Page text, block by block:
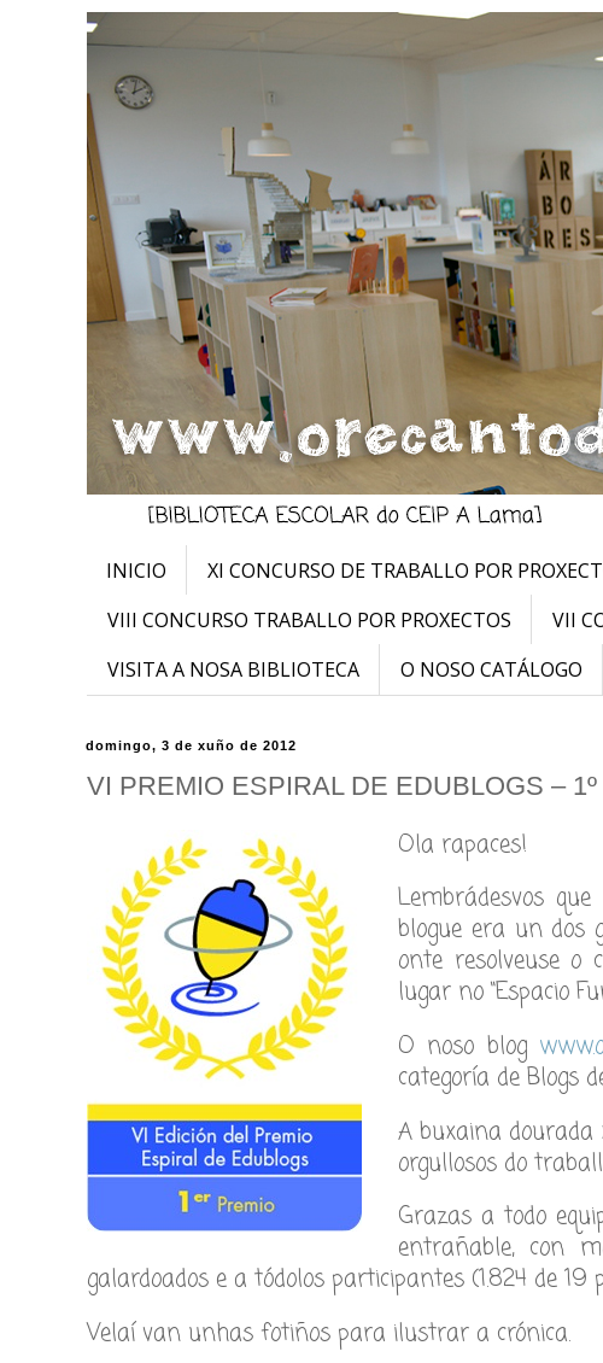
INICIO XI CONCURSO DE TRABALLO POR
VIII CONCURSO TRABALLO POR PROXECTOS
VII
VISITA A NOSA BIBLIOTECA
O NOSO CATÁLOGO
domingo, 3 de xuño de 2012
VI PREMIO ESPIRAL DE EDUBLOGS –
Ola rapaces!
Lembrádesvos
blogue era un dos
onte resolveuse o
lugar no “Espacio
O noso blog
categoría de Blogs
A buxaina dourada
orgullosos do
Grazas a todo
entrañable, con
galardoados e a tódolos participantes (1.824 de 19
Velaí van unhas fotiños para ilustrar a crónica.